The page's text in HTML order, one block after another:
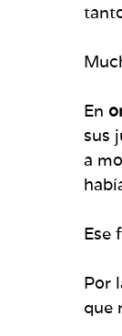
En
sus
a
Ese
Por
que